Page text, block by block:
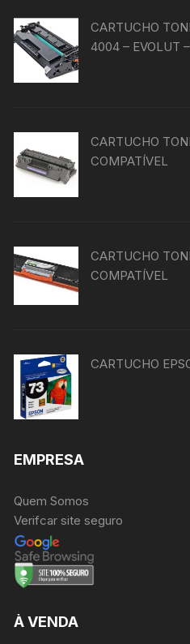
CARTUCHO
4004 – EVOLUT
CARTUCHO
COMPATÍVEL
CARTUCHO
COMPATÍVEL
CARTUCHO
EMPRESA
Quem Somos
Verifcar site seguro
À VENDA